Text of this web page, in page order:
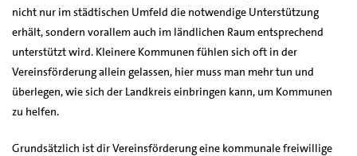
nicht nur im städtischen Umfeld die notwendige Unterstützung
erhält, sondern vorallem auch im ländlichen Raum entsprechend
unterstützt wird. Kleinere Kommunen fühlen sich oft in der
Vereinsförderung allein gelassen, hier muss man mehr tun und
überlegen, wie sich der Landkreis einbringen kann, um Kommunen
zu helfen.
Grundsätzlich ist dir Vereinsförderung eine kommunale freiwillige